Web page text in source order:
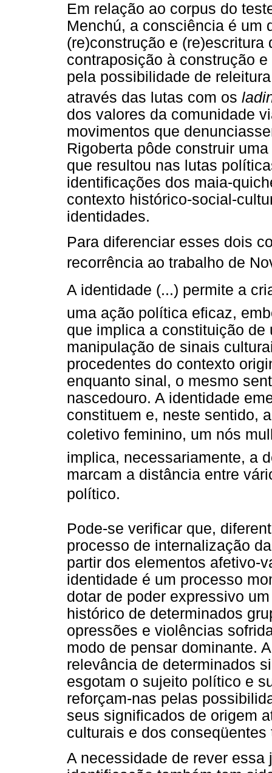
Em relação ao corpus do
Menchú, a consciência é um
(re)construção e
contraposição à construção
pela possibilidade de
através das lutas com os
dos valores da comunidade
movimentos que
Rigoberta pôde construir
que resultou nas lutas
identificações dos maia-
contexto histórico-social-
identidades.
Para diferenciar esses dois
recorrência ao trabalho de
A identidade (...) permite a
uma ação política eficaz,
que implica a constituição
manipulação de sinais
procedentes do contexto
enquanto sinal, o mesmo
nascedouro. A identidade
constituem e, neste sentido,
coletivo feminino, um nós
implica, necessariamente, a
marcam a distância entre
político.
Pode-se verificar que,
processo de internalização
partir dos elementos afetivo-
identidade é um processo
dotar de poder expressivo
histórico de determinados
opressões e violências
modo de pensar dominante.
relevância de determinados
esgotam o sujeito político e
reforçam-nas pelas
seus significados de origem
culturais e dos
A necessidade de rever